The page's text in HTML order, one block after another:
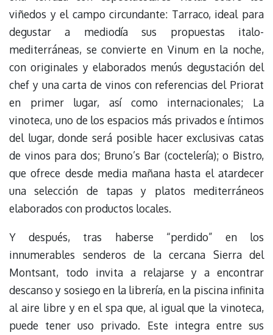
viñedos y el campo circundante: Tarraco, ideal para
degustar a mediodía sus propuestas italo-
mediterráneas, se convierte en Vinum en la noche,
con originales y elaborados menús degustación del
chef y una carta de vinos con referencias del Priorat
en primer lugar, así como internacionales; La
vinoteca, uno de los espacios más privados e íntimos
del lugar, donde será posible hacer exclusivas catas
de vinos para dos; Bruno’s Bar (coctelería); o Bistro,
que ofrece desde media mañana hasta el atardecer
una selección de tapas y platos mediterráneos
elaborados con productos locales.
Y después, tras haberse “perdido” en los
innumerables senderos de la cercana Sierra del
Montsant, todo invita a relajarse y a encontrar
descanso y sosiego en la librería, en la piscina infinita
al aire libre y en el spa que, al igual que la vinoteca,
puede tener uso privado. Este integra entre sus